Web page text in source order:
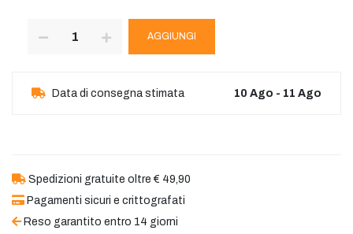
AGGIUNGI
Data di consegna stimata 10 Ago - 11 Ago
Spedizioni gratuite oltre € 49,90
Pagamenti sicuri e crittografati
Reso garantito entro 14 giorni